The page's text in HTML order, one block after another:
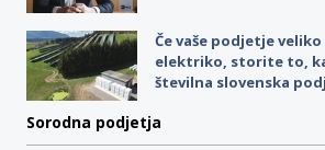
Če vaše podjetje
elektriko, storite to,
številna slovenska
Sorodna podjetja